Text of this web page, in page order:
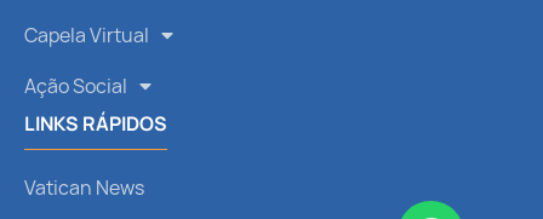
Capela Virtual
Ação Social
LINKS RÁPIDOS
Vatican News